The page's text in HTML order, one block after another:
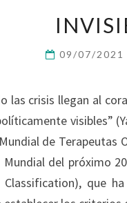
09/07/
las crisis llegan al
visibles”
de Terapeutas
Mundial del próximo
Classification), que